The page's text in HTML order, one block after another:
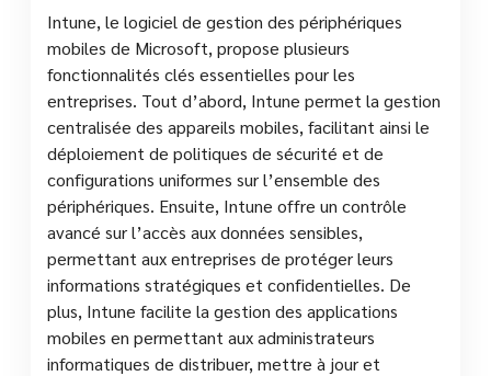
Intune, le logiciel de gestion des périphériques
mobiles de Microsoft, propose plusieurs
fonctionnalités clés essentielles pour les
entreprises. Tout d’abord, Intune permet la gestion
centralisée des appareils mobiles, facilitant ainsi le
déploiement de politiques de sécurité et de
configurations uniformes sur l’ensemble des
périphériques. Ensuite, Intune offre un contrôle
avancé sur l’accès aux données sensibles,
permettant aux entreprises de protéger leurs
informations stratégiques et confidentielles. De
plus, Intune facilite la gestion des applications
mobiles en permettant aux administrateurs
informatiques de distribuer, mettre à jour et